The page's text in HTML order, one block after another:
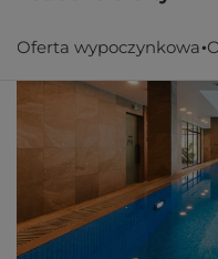
Oferta wypoczynkowa